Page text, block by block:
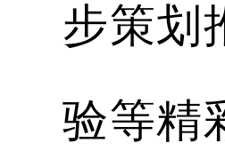
步策划
验等精